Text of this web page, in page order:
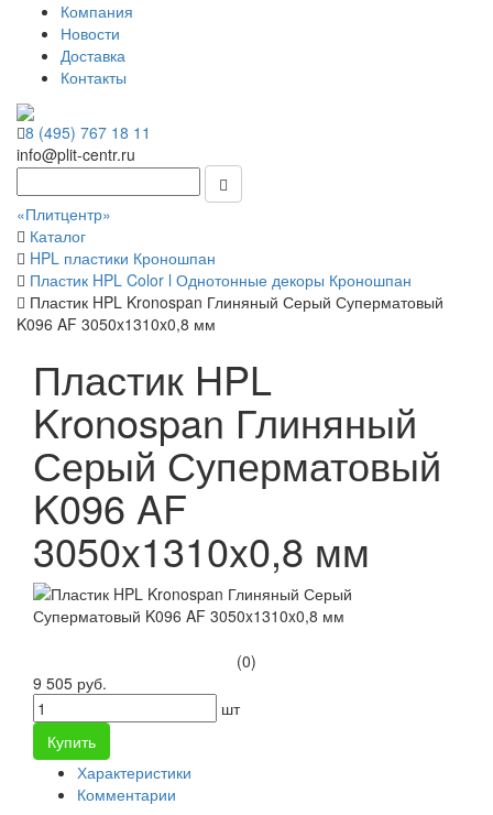
Компания
Новости
Доставка
Контакты
8 (495) 767 18 11
info@plit-centr.ru
«Плитцентр»
Каталог
HPL пластики Кроношпан
Пластик HPL Color l Однотонные декоры Кроношпан
Пластик HPL Kronospan Глиняный Серый Суперматовый
K096 AF 3050x1310x0,8 мм
Пластик HPL
Kronospan Глиняный
Серый Суперматовый
K096 AF
3050x1310x0,8 мм
(0)
9 505 руб.
шт
Купить
Характеристики
Комментарии